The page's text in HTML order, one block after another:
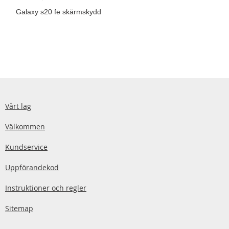
Galaxy s20 fe skärmskydd
Vårt lag
Välkommen
Kundservice
Uppförandekod
Instruktioner och regler
Sitemap